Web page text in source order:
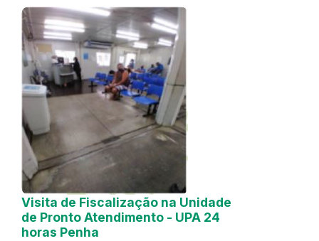
Visita de Fiscalização na Unidade
de Pronto Atendimento - UPA 24
horas Penha